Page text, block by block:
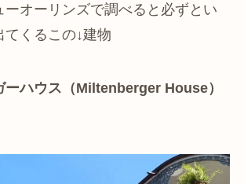
ーオーリンズで調べると必ずとい
てくるこの↓建物
ーハウス（Miltenberger House）